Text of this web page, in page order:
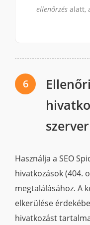
ellenőrzés alatt,
6
Használja a SEO
hivatkozások (404.
megtalálásához. A
elkerülése
hivatkozást